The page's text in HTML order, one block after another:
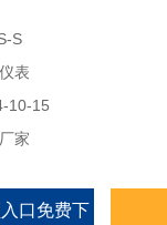
S
表
10-15
家
口免费下